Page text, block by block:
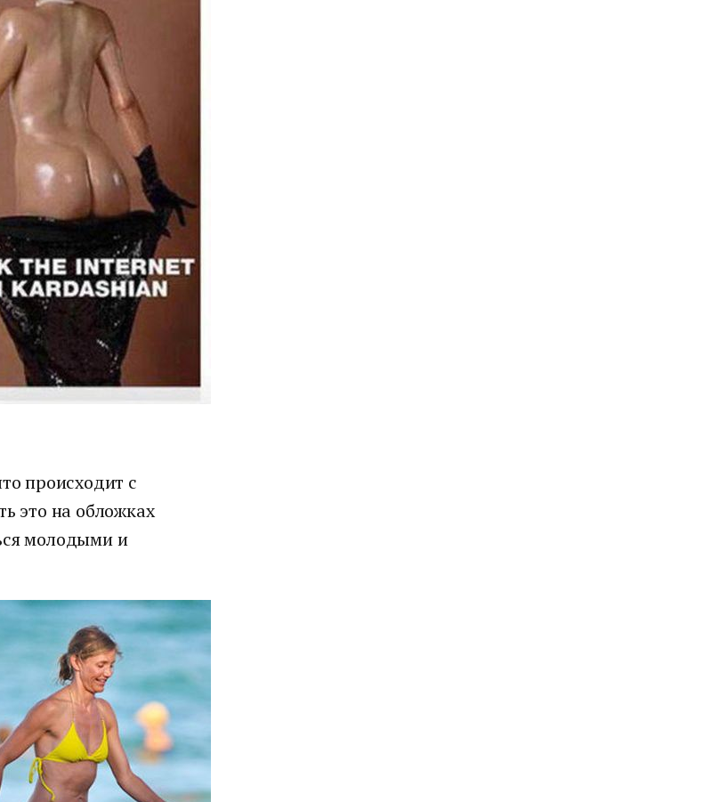
происходит с
это на обложках
молодыми и